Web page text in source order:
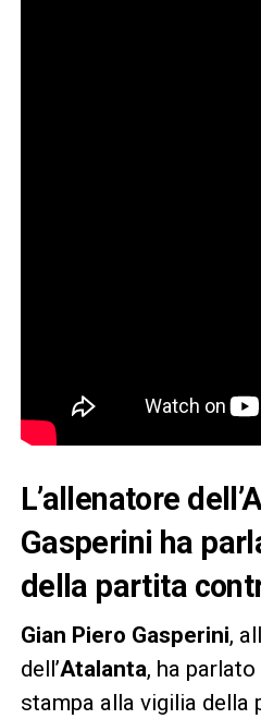
L’allenatore
Gasperini ha
della partita
Gian Piero Gasperini,
dell’Atalanta, ha
stampa alla vigilia della